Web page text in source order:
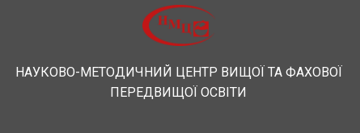
НАУКОВО-МЕТОДИЧНИЙ ЦЕНТР ВИЩОЇ ТА ФАХОВОЇ
ПЕРЕДВИЩОЇ ОСВІТИ